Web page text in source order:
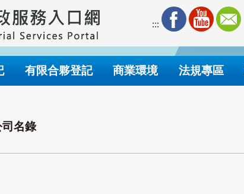
:::
有限合夥登記 商業環境 法規專區
司名錄